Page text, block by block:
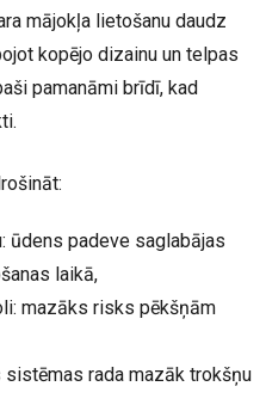
mājokļa lietošanu daudz
kopējo dizainu un telpas
pamanāmi brīdī, kad
ūdens padeve saglabājas
laikā,
mazāks risks pēkšņām
rada mazāk trokšņu